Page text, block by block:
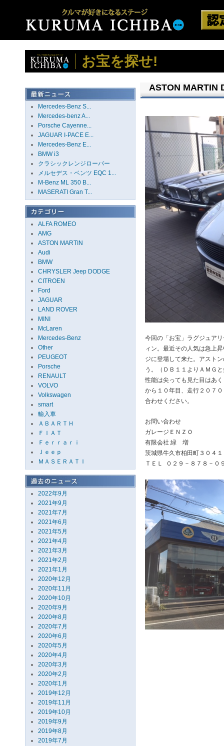
お宝を探せ!
Mercedes-Benz S...
Mercedes-benz A...
Porsche Cayenne...
JAGUAR I-PACE E...
Mercedes-Benz E...
BMW i3
クラシックレンジローバー
メルセデス・ベンツ EQC 1...
M-Benz ML 350 B...
MASERATI Gran T...
ALFA ROMEO
AMG
ASTON MARTIN
Audi
BMW
CHRYSLER Jeep DODGE
CITROEN
Ford
JAGUAR
LAND ROVER
MINI
McLaren
Mercedes-Benz
Other
PEUGEOT
Porsche
RENAULT
VOLVO
Volkswagen
smart
輸入車
ＡＢＡＲＴＨ
ＦＩＡＴ
Ｆｅｒｒａｒｉ
Ｊｅｅｐ
ＭＡＳＥＲＡＴＩ
2022年9月
2021年9月
2021年7月
2021年6月
2021年5月
2021年4月
2021年3月
2021年2月
2021年1月
2020年12月
2020年11月
2020年10月
2020年9月
2020年8月
2020年7月
2020年6月
2020年5月
2020年4月
2020年3月
2020年2月
2020年1月
2019年12月
2019年11月
2019年10月
2019年9月
2019年8月
2019年7月
ASTON MARTIN
今回の「お宝」ラグジュア
ィン。最近その人気は急上
ジに登場して来た。アスト
う。（ＤＢ１１よりＡＭＧ
性能は尖っても見た目はあ
から１０年目、走行２０７
合わせください。
お問い合わせ
ガレージＥＮＺＯ
有限会社 緑 増
茨城県牛久市柏田町３０４
ＴＥＬ ０２９－８７８－０